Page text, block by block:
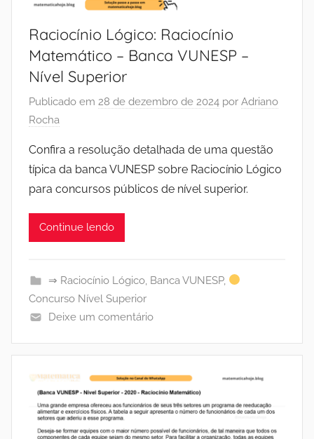
Raciocínio Lógico: Raciocínio
Matemático – Banca VUNESP –
Nível Superior
Publicado em 28 de dezembro de 2024 por Adriano
Rocha
Confira a resolução detalhada de uma questão
típica da banca VUNESP sobre Raciocínio Lógico
para concursos públicos de nível superior.
Continue lendo
⇒ Raciocínio Lógico, Banca VUNESP,
Concurso Nível Superior
Deixe um comentário